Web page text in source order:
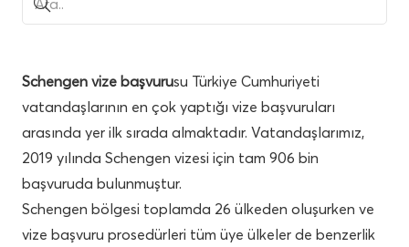
Schengen vize başvurusu Türkiye Cumhuriyeti
vatandaşlarının en çok yaptığı vize başvuruları
arasında yer ilk sırada almaktadır. Vatandaşlarımız,
2019 yılında Schengen vizesi için tam 906 bin
başvuruda bulunmuştur.
Schengen bölgesi toplamda 26 ülkeden oluşurken ve
vize başvuru prosedürleri tüm üye ülkeler de benzerlik